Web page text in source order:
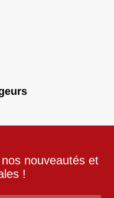
nouveautés et
!